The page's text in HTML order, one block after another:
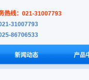
热线：021-31007793
31007793
86706533
新闻动态 产品